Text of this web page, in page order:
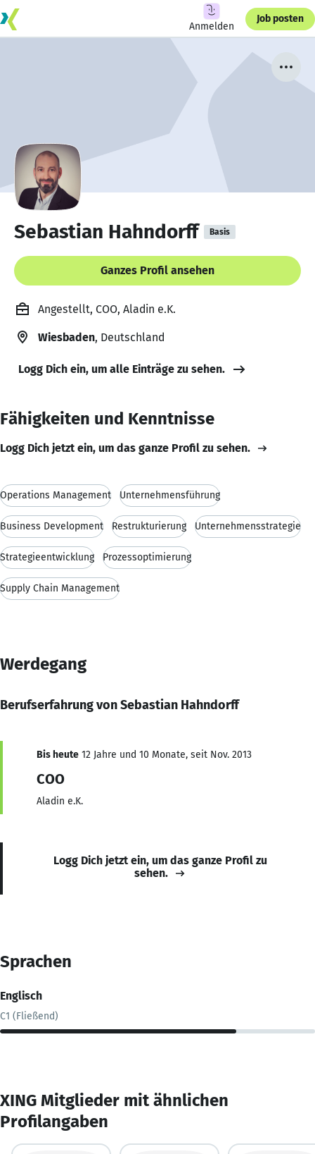
Anmelden
Job posten
Sebastian Hahndorff Basis
Ganzes Profil ansehen
Angestellt, COO, Aladin e.K.
Wiesbaden, Deutschland
Logg Dich ein, um alle Einträge zu sehen.
Fähigkeiten und Kenntnisse
Logg Dich jetzt ein, um das ganze Profil zu sehen.
Operations Management Unternehmensführung
Business Development Restrukturierung Unternehmensstrategie
Strategieentwicklung Prozessoptimierung
Supply Chain Management
Werdegang
Berufserfahrung von Sebastian Hahndorff
Bis heute 12 Jahre und 10 Monate, seit Nov. 2013
COO
Aladin e.K.
Logg Dich jetzt ein, um das ganze Profil zu
sehen.
Sprachen
Englisch
C1 (Fließend)
XING Mitglieder mit ähnlichen
Profilangaben